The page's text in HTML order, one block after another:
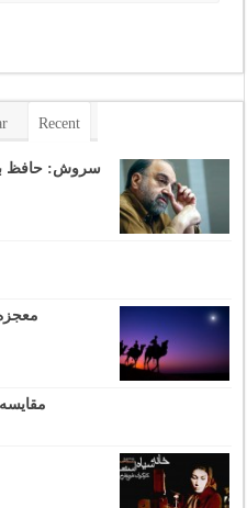
Recent
سروش: حافظ